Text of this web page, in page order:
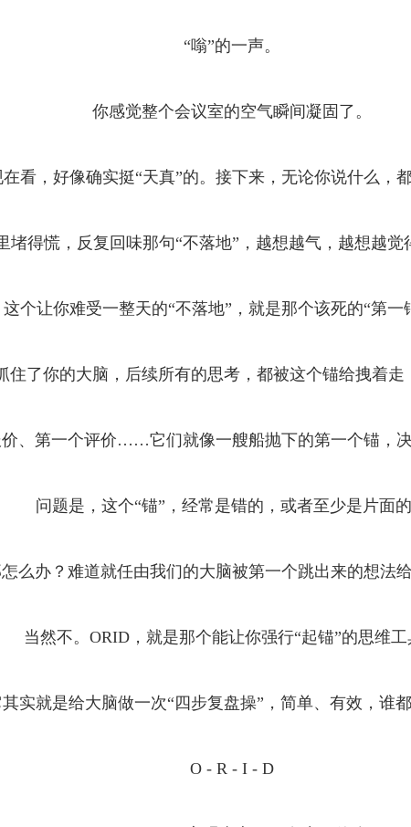
“嗡”的一声。
你感觉整个会议室的空气瞬间凝固了。
看，好像确实挺“天真”的。接下来，无论你说什么，
堵得慌，反复回味那句“不落地”，越想越气，越想越觉
这个让你难受一整天的“不落地”，就是那个该死的“第一
住了你的大脑，后续所有的思考，都被这个锚给拽着走
、第一个评价……它们就像一艘船抛下的第一个锚，决
问题是，这个“锚”，经常是错的，或者至少是片面的
么办？难道就任由我们的大脑被第一个跳出来的想法
当然不。ORID，就是那个能让你强行“起锚”的思维工
实就是给大脑做一次“四步复盘操”，简单、有效，谁都
O - R - I - D